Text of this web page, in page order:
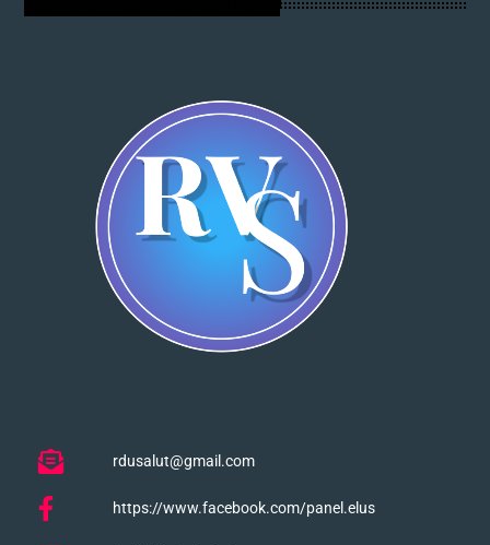
rdusalut@gmail.com
https://www.facebook.com/panel.elus